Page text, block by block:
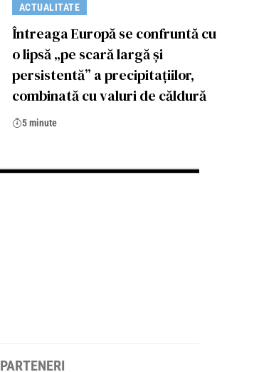
ACTUALITATE
Întreaga Europă se confruntă cu
o lipsă „pe scară largă și
persistentă” a precipitațiilor,
combinată cu valuri de căldură
5 minute
PARTENERI